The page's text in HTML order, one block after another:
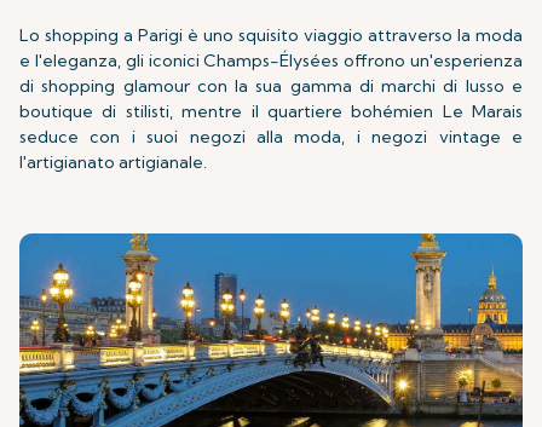
Lo shopping a Parigi è uno squisito viaggio attraverso la moda
e l'eleganza, gli iconici Champs-Élysées offrono un'esperienza
di shopping glamour con la sua gamma di marchi di lusso e
boutique di stilisti, mentre il quartiere bohémien Le Marais
seduce con i suoi negozi alla moda, i negozi vintage e
l'artigianato artigianale.